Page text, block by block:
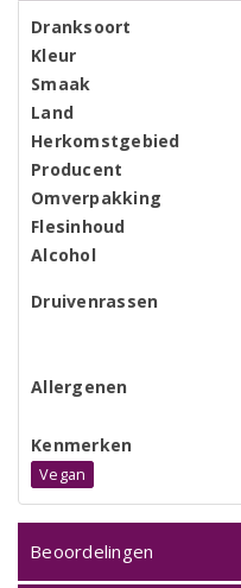
Dranksoort
Kleur
Smaak
Land
Herkomstgebied
Producent
Omverpakking
Flesinhoud
Alcohol
Druivenrassen
Allergenen
Kenmerken
Vegan
Beoordelingen